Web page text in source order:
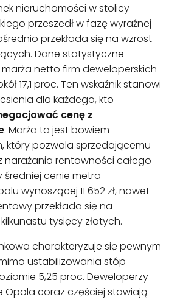
nieruchomości w stolicy
przeszedł w fazę wyraźnej
przekłada się na wzrost
Dane statystyczne
netto firm deweloperskich
17,1 proc. Ten wskaźnik stanowi
dla każdego, kto
cenę z
. Marża ta jest bowiem
który pozwala sprzedającemu
rentowności całego
średniej cenie metra
wynoszącej 11 652 zł, nawet
przekłada się na
tysięcy złotych.
charakteryzuje się pewnym
ustabilizowania stóp
5,25 proc. Deweloperzy
Opola coraz częściej stawiają